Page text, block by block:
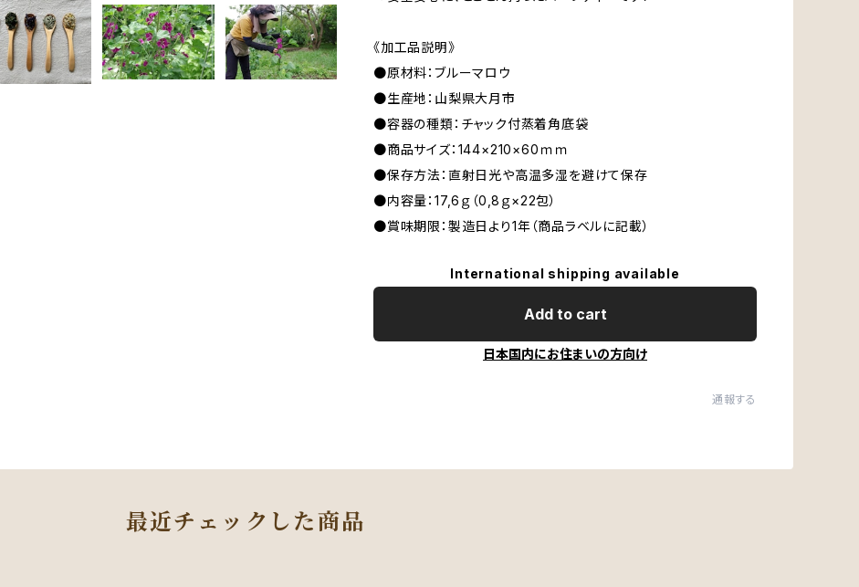
《加工品説明》
●原材料：ブルーマロウ
●生産地：山梨県大月市
●容器の種類：チャック付蒸着角底袋
●商品サイズ：144×210×60ｍｍ
●保存方法：直射日光や高温多湿を避けて保存
●内容量：17,6ｇ（0,8ｇ×22包）
●賞味期限：製造日より1年（商品ラベルに記載）
International shipping available
Add to cart
日本国内にお住まいの方向け
通報する
最近チェックした商品